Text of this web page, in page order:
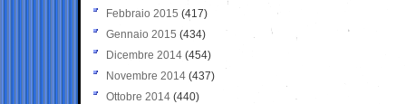
Febbraio 2015 (417)
Gennaio 2015 (434)
Dicembre 2014 (454)
Novembre 2014 (437)
Ottobre 2014 (440)